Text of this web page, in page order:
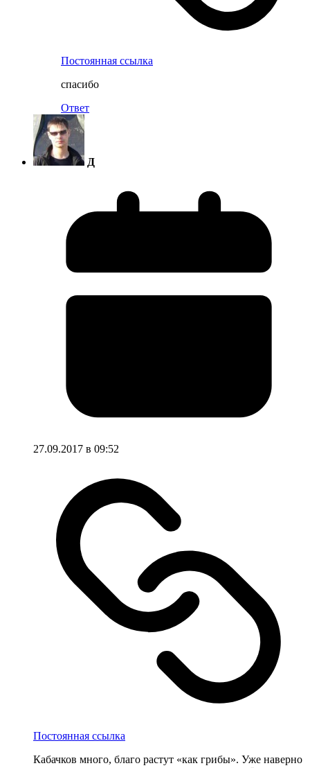
Постоянная ссылка
спасибо
Ответ
Д
27.09.2017 в 09:52
Постоянная ссылка
Кабачков много, благо растут «как грибы». Уже наверно